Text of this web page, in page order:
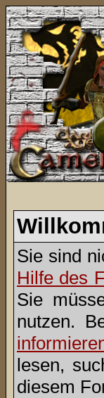
Sie sind
Hilfe des
Sie
nutzen.
lesen,
diesem